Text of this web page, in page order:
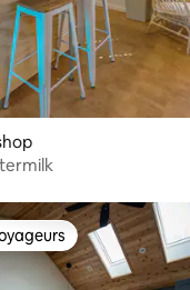
les plus appréciés